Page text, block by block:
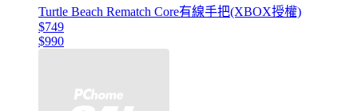
Turtle Beach Rematch Core有線手把(XBOX授權)
$749
$990